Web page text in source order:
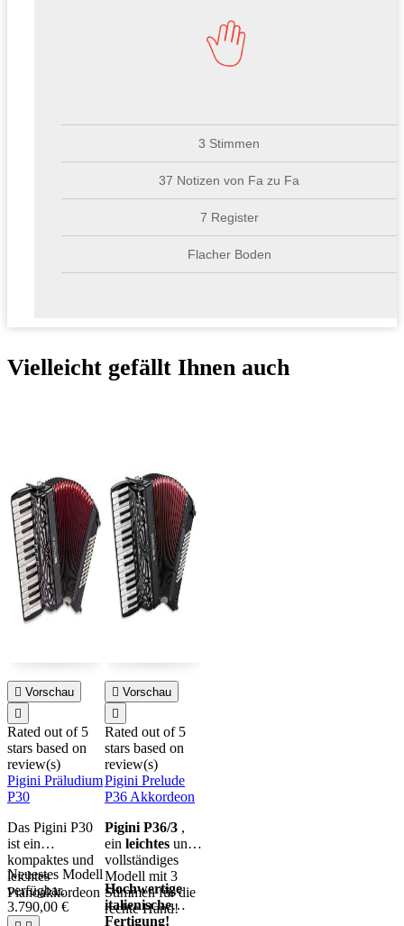
3 Stimmen
37 Notizen von Fa zu Fa
7 Register
Flacher Boden
Vielleicht gefällt Ihnen auch
 Vorschau

Rated out of 5
stars based on
review(s)
Pigini Präludium
P30
Das Pigini P30
ist ein
kompaktes und
leichtes
Pianoakkordeon
(
Neuestes Modell
verfügbar.
3.790,00 €
 Vorschau

Rated out of 5
stars based on
review(s)
Pigini Prelude
P36 Akkordeon
Pigini P36/3 ,
ein leichtes und
vollständiges
Modell mit 3
Stimmen für die
rechte Hand!
Hochwertige
italienische
Fertigung!